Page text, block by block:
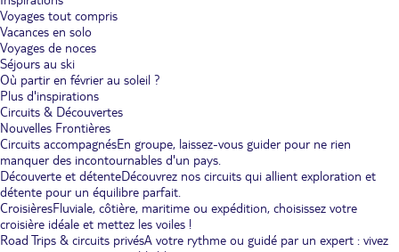
Voyages tout compris
Vacances en solo
Voyages de noces
Séjours au ski
Où partir en février au soleil ?
Plus d'inspirations
Circuits & Découvertes
Nouvelles Frontières
Circuits accompagnésEn groupe, laissez-vous guider pour ne rien
manquer des incontournables d'un pays.
Découverte et détenteDécouvrez nos circuits qui allient exploration et
détente pour un équilibre parfait.
CroisièresFluviale, côtière, maritime ou expédition, choisissez votre
croisière idéale et mettez les voiles !
Road Trips & circuits privésA votre rythme ou guidé par un expert : vivez